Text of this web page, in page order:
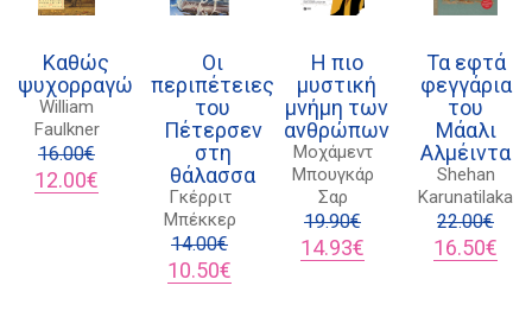
Καθώς
ψυχορραγώ
William
Faulkner
16.00€
Original
price
12.00€
τρέχουσα
Οι
περιπέτειες
του
Πέτερσεν
στη
θάλασσα
Γκέρριτ
Μπέκκερ
14.00€
Original
price
10.50€
τρέχουσα
Η πιο
μυστική
μνήμη των
ανθρώπων
Μοχάµεντ
Μπουγκάρ
Σαρ
19.90€
Original
price
14.93€
τρέχουσα
Τα εφτά
φεγγάρια
του
Μάαλι
Αλμέιντα
Shehan
Karunatilaka
22.00€
Original
price
16.50€
Πολιτική προστασίας δεδομένων
Πολιτική επιστροφών
Τρόποι Πληρωμής
Όροι χρήσης
Αποστολές